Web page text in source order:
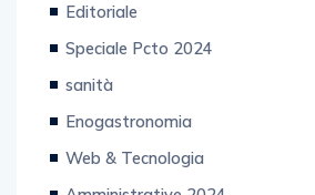
Speciale Pcto 2024
sanità
Enogastronomia
Web & Tecnologia
Amministrative 2024